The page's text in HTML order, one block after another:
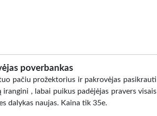
poverbankas
pačiu prožektorius ir pakrovėjas pasikrauti
, labai puikus padėjėjas pravers visais
dalykas naujas. Kaina tik 35e.